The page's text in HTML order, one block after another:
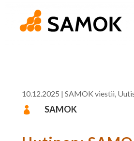
10.12.2025 | SAMOK viestii,
 SAMOK